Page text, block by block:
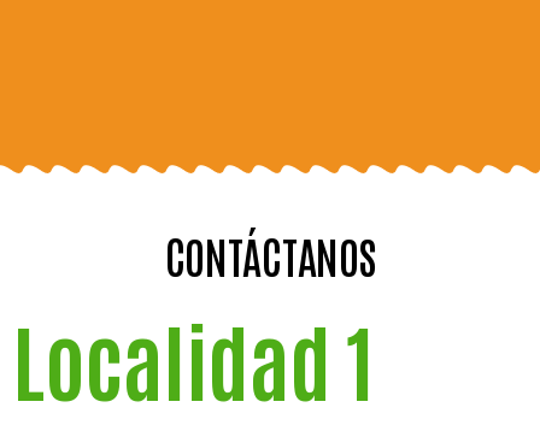
CONTÁCTANOS
Localidad 1